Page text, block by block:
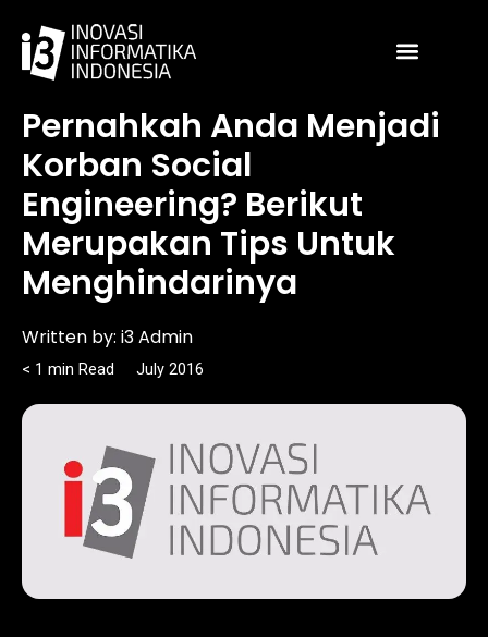
content
Article
Pernahkah Anda Menjadi
Korban Social
Engineering? Berikut
Merupakan Tips Untuk
Menghindarinya
Written by: i3 Admin
< 1 min Read July 2016